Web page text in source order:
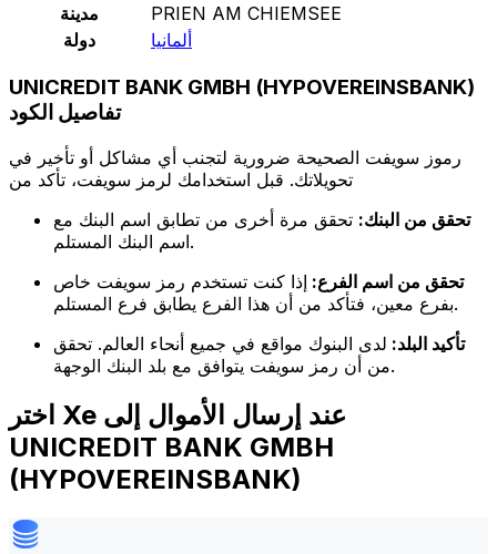
مدينة
PRIEN AM CHIEMSEE
دولة
ألمانيا
UNICREDIT BANK GMBH (HYPOVEREINSBANK)
تفاصيل الكود
رموز سويفت الصحيحة ضرورية لتجنب أي مشاكل أو تأخير في
تحويلاتك. قبل استخدامك لرمز سويفت، تأكد من
تحقق من البنك: تحقق مرة أخرى من تطابق اسم البنك مع
اسم البنك المستلم.
تحقق من اسم الفرع: إذا كنت تستخدم رمز سويفت خاص
بفرع معين، فتأكد من أن هذا الفرع يطابق فرع المستلم.
تأكيد البلد: لدى البنوك مواقع في جميع أنحاء العالم. تحقق
من أن رمز سويفت يتوافق مع بلد البنك الوجهة.
اختر Xe عند إرسال الأموال إلى
UNICREDIT BANK GMBH
(HYPOVEREINSBANK)